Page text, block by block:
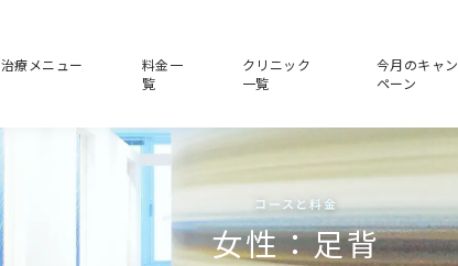
治療メニュー
料金一
覧
クリニック
一覧
今月のキャン
ペーン
コースと料金
女性：足背